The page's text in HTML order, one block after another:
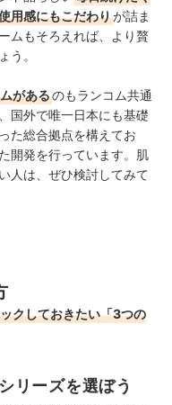
用感にもこだわりが詰ま
ムもそろえれば、より贅
う。
があるのもランコム共通
国外で唯一日本にも基礎
た総合拠点を構えてお
開発を行っています。肌
人は、ぜひ検討してみて
クしておきたい「3つの
リーズを選ぼう